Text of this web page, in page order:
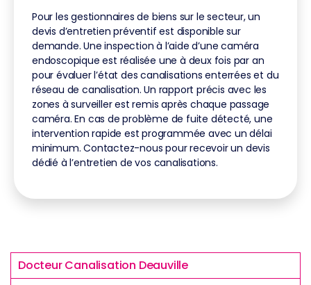
Pour les gestionnaires de biens sur le secteur, un
devis d’entretien préventif est disponible sur
demande. Une inspection à l’aide d’une caméra
endoscopique est réalisée une à deux fois par an
pour évaluer l’état des canalisations enterrées et du
réseau de canalisation. Un rapport précis avec les
zones à surveiller est remis après chaque passage
caméra. En cas de problème de fuite détecté, une
intervention rapide est programmée avec un délai
minimum. Contactez-nous pour recevoir un devis
dédié à l’entretien de vos canalisations.
Docteur Canalisation Deauville